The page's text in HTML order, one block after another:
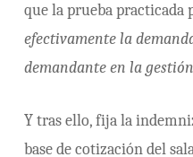
que la prueba practicada
efectivamente la
demandante en la
Y tras ello, fija la
base de cotización del